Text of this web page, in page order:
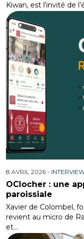
Kiwan, est l’invité de
8 AVRIL 2026 -
OClocher : une
paroissiale
Xavier de Colombel,
revient au micro de
et…